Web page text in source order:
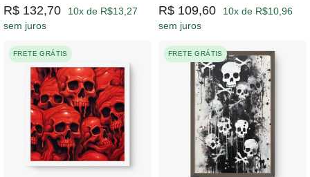
R$ 132,70
10x de R$13,27
sem juros
R$ 109,60
10x de R$10,96
sem juros
FRETE GRÁTIS FRETE GRÁTIS